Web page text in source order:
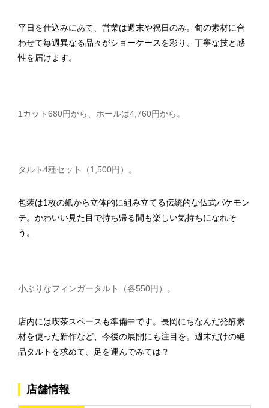
平日を仕込みにあて、営業は週末や祝日のみ。旬の素材に合
わせて毎週異なる品々がショーケースを彩り、丁寧な技と感
性を届けます。
1カット680円から、ホールは4,760円から。
タルト4種セット（1,500円）。
包装は1枚の紙から立体的に組み立てる伝統的な仏式パケモン
テ。かわいい見た目で持ち帰る間も楽しい気持ちになれそ
う。
小ぶりなフィンガータルト（各550円）。
店内には喫茶スペースも準備中です。長岡にちなんだ発酵素
材を使った新作など、今後の展開にも注目を。週末だけの絶
品タルトを求めて、足を運んでみては？
店舗情報